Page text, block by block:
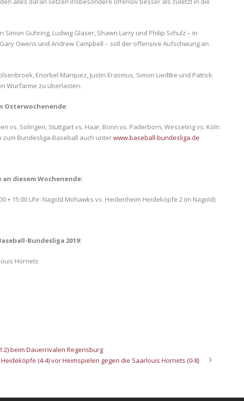
Gühring, Ludwig Glaser, Shawn Larry und Philip Schulz – in
Owens und Andrew Campbell – soll der offensive Aufschwung an
Enorbel Marquez, Justin Erasmus, Simon Liedtke und Patrick
Wurfarme zu überlasten.
Osterwochenende:
vs. Solingen, Stuttgart vs. Haar, Bonn vs. Paderborn, Wesseling vs. Köln
Bundesliga-Baseball auch unterwww.baseball-bundesliga.de
diesem Wochenende:
+ 15:00 Uhr: Nagold Mohawks vs. Heidenheim Heideköpfe 2 (in Nagold)
Bundesliga 2019:
Hornets
beim Dauerrivalen Regensburg
Heideköpfe (4-4) vor Heimspielen gegen die Saarlouis Hornets (0-8)